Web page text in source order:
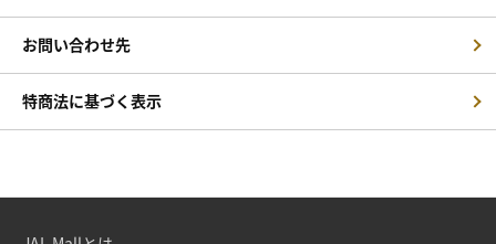
お問い合わせ先
特商法に基づく表示